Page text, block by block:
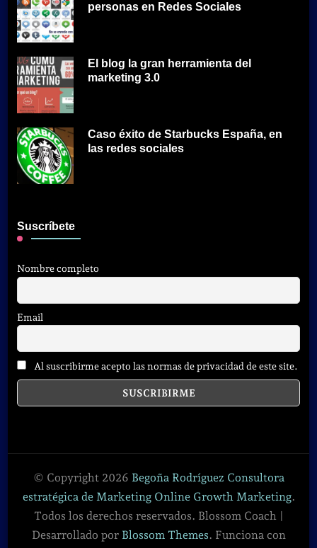
personas en Redes Sociales
El blog la gran herramienta del
marketing 3.0
Caso éxito de Starbucks España, en
las redes sociales
Suscríbete
Nombre completo
Email
Al suscribirme acepto las normas de privacidad de este site.
© Copyright 2026 Begoña Rodríguez Consultora
estratégica de Marketing Online Growth Marketing.
Todos los derechos reservados. Blossom Coach |
Desarrollado por Blossom Themes. Funciona con